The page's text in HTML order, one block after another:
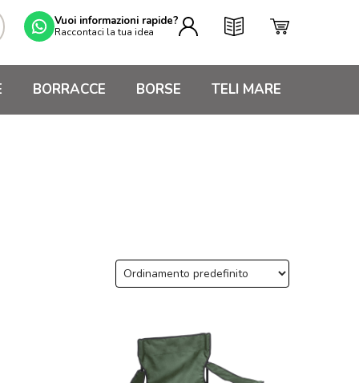
Vuoi informazioni rapide?
Raccontaci la tua idea
BORRACCE BORSE TELI MARE